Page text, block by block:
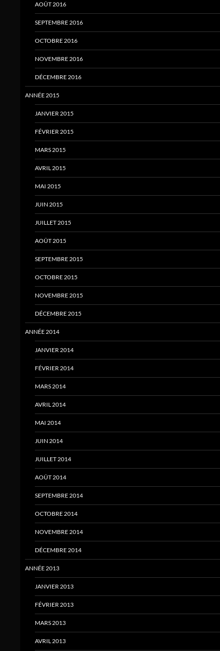
AOÛT 2016
SEPTEMBRE 2016
OCTOBRE 2016
NOVEMBRE 2016
DÉCEMBRE 2016
ANNÉE 2015
JANVIER 2015
FÉVRIER 2015
MARS 2015
AVRIL 2015
MAI 2015
JUIN 2015
JUILLET 2015
AOÛT 2015
SEPTEMBRE 2015
OCTOBRE 2015
NOVEMBRE 2015
DÉCEMBRE 2015
ANNÉE 2014
JANVIER 2014
FÉVRIER 2014
MARS 2014
AVRIL 2014
MAI 2014
JUIN 2014
JUILLET 2014
AOÛT 2014
SEPTEMBRE 2014
OCTOBRE 2014
NOVEMBRE 2014
DÉCEMBRE 2014
ANNÉE 2013
JANVIER 2013
FÉVRIER 2013
MARS 2013
AVRIL 2013